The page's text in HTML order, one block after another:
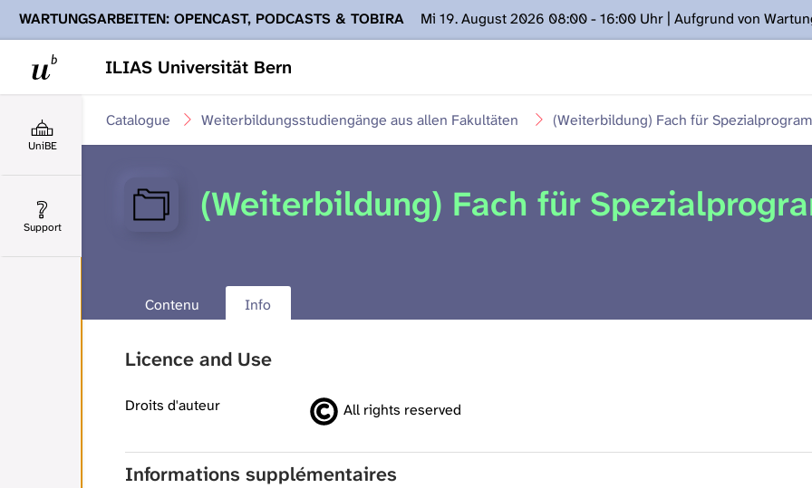
ILIAS Universität Bern
WARTUNGSARBEITEN: OPENCAST, PODCASTS & TOBIRA
Mi 19. August 2026 08:00 - 16:00 Uhr | Aufgrund von
Ihnen Podcasts, Opencast-Videos und Tobira nicht zur Verfügung stehen. Kontakt: www.podcast.unibe.ch
UniBE
Support
(Weiterbildung) Fach für
Weiterbildungsstudiengänge aus allen Fakultäten
Catalogue
(Weiterbildung) Fach für
Contenu Info
Licence and Use
Droits d'auteur All rights reserved
Informations supplémentaires